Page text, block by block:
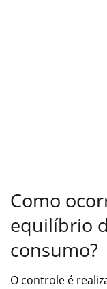
Como
equilíbrio
consumo?
O controle é